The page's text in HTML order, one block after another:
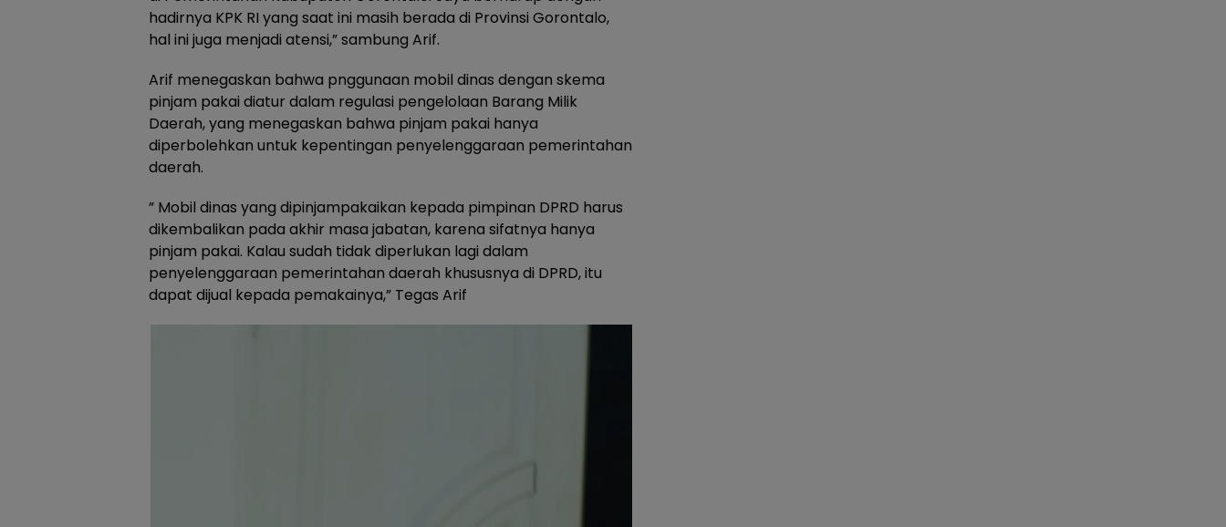
hadirnya KPK RI yang saat ini masih berada di Provinsi Gorontalo,
hal ini juga menjadi atensi,” sambung Arif.
Arif menegaskan bahwa pnggunaan mobil dinas dengan skema
pinjam pakai diatur dalam regulasi pengelolaan Barang Milik
Daerah, yang menegaskan bahwa pinjam pakai hanya
diperbolehkan untuk kepentingan penyelenggaraan pemerintahan
daerah.
” Mobil dinas yang dipinjampakaikan kepada pimpinan DPRD harus
dikembalikan pada akhir masa jabatan, karena sifatnya hanya
pinjam pakai. Kalau sudah tidak diperlukan lagi dalam
penyelenggaraan pemerintahan daerah khususnya di DPRD, itu
dapat dijual kepada pemakainya,” Tegas Arif